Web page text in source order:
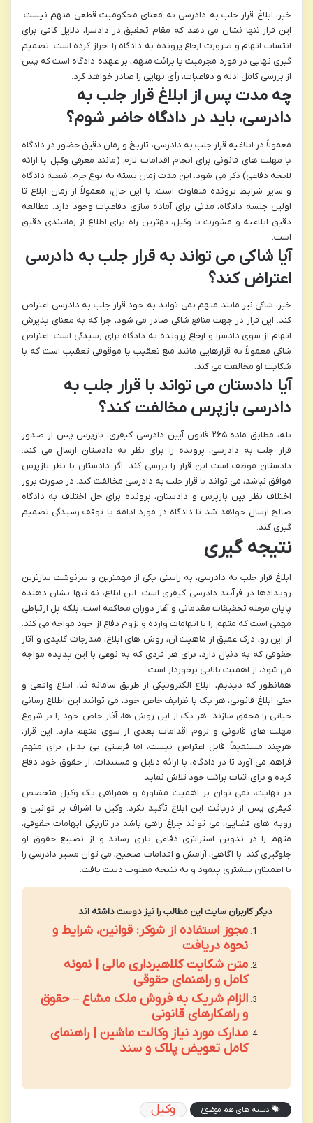
خیر، ابلاغ قرار جلب به دادرسی به معنای محکومیت قطعی متهم نیست.
این قرار تنها نشان می دهد که مقام تحقیق در دادسرا، دلایل کافی برای
انتساب اتهام و ضرورت ارجاع پرونده به دادگاه را احراز کرده است. تصمیم
گیری نهایی در مورد مجرمیت یا برائت متهم، بر عهده دادگاه است که پس
از بررسی کامل ادله و دفاعیات، رأی نهایی را صادر خواهد کرد.
چه مدت پس از ابلاغ قرار جلب به
دادرسی، باید در دادگاه حاضر شوم؟
معمولاً در ابلاغیه قرار جلب به دادرسی، تاریخ و زمان دقیق حضور در دادگاه
یا مهلت های قانونی برای انجام اقدامات لازم (مانند معرفی وکیل یا ارائه
لایحه دفاعی) ذکر می شود. این مدت زمان بسته به نوع جرم، شعبه دادگاه
و سایر شرایط پرونده متفاوت است. با این حال، معمولاً از زمان ابلاغ تا
اولین جلسه دادگاه، مدتی برای آماده سازی دفاعیات وجود دارد. مطالعه
دقیق ابلاغیه و مشورت با وکیل، بهترین راه برای اطلاع از زمانبندی دقیق
است.
آیا شاکی می تواند به قرار جلب به دادرسی
اعتراض کند؟
خیر، شاکی نیز مانند متهم نمی تواند به خود قرار جلب به دادرسی اعتراض
کند. این قرار در جهت منافع شاکی صادر می شود، چرا که به معنای پذیرش
اتهام از سوی دادسرا و ارجاع پرونده به دادگاه برای رسیدگی است. اعتراض
شاکی معمولاً به قرارهایی مانند منع تعقیب یا موقوفی تعقیب است که با
شکایت او مخالفت می کند.
آیا دادستان می تواند با قرار جلب به
دادرسی بازپرس مخالفت کند؟
بله، مطابق ماده ۲۶۵ قانون آیین دادرسی کیفری، بازپرس پس از صدور
قرار جلب به دادرسی، پرونده را برای نظر به دادستان ارسال می کند.
دادستان موظف است این قرار را بررسی کند. اگر دادستان با نظر بازپرس
موافق نباشد، می تواند با قرار جلب به دادرسی مخالفت کند. در صورت بروز
اختلاف نظر بین بازپرس و دادستان، پرونده برای حل اختلاف به دادگاه
صالح ارسال خواهد شد تا دادگاه در مورد ادامه یا توقف رسیدگی تصمیم
گیری کند.
نتیجه گیری
ابلاغ قرار جلب به دادرسی، به راستی یکی از مهمترین و سرنوشت سازترین
رویدادها در فرآیند دادرسی کیفری است. این ابلاغ، نه تنها نشان دهنده
پایان مرحله تحقیقات مقدماتی و آغاز دوران محاکمه است، بلکه پل ارتباطی
مهمی است که متهم را با اتهامات وارده و لزوم دفاع از خود مواجه می کند.
از این رو، درک عمیق از ماهیت آن، روش های ابلاغ، مندرجات کلیدی و آثار
حقوقی که به دنبال دارد، برای هر فردی که به نوعی با این پدیده مواجه
می شود، از اهمیت بالایی برخوردار است.
همانطور که دیدیم، ابلاغ الکترونیکی از طریق سامانه ثنا، ابلاغ واقعی و
حتی ابلاغ قانونی، هر یک با ظرایف خاص خود، می توانند این اطلاع رسانی
حیاتی را محقق سازند. هر یک از این روش ها، آثار خاص خود را بر شروع
مهلت های قانونی و لزوم اقدامات بعدی از سوی متهم دارد. این قرار،
هرچند مستقیماً قابل اعتراض نیست، اما فرصتی بی بدیل برای متهم
فراهم می آورد تا در دادگاه، با ارائه دلایل و مستندات، از حقوق خود دفاع
کرده و برای اثبات برائت خود تلاش نماید.
در نهایت، نمی توان بر اهمیت مشاوره و همراهی یک وکیل متخصص
کیفری پس از دریافت این ابلاغ تأکید نکرد. وکیل با اشراف بر قوانین و
رویه های قضایی، می تواند چراغ راهی باشد در تاریکی ابهامات حقوقی،
متهم را در تدوین استراتژی دفاعی یاری رساند و از تضییع حقوق او
جلوگیری کند. با آگاهی، آرامش و اقدامات صحیح، می توان مسیر دادرسی را
با اطمینان بیشتری پیمود و به نتیجه مطلوب دست یافت.
دیگر کاربران سایت این مطالب را نیز دوست داشته اند
مجوز استفاده از شوکر: قوانین، شرایط و
نحوه دریافت
متن شکایت کلاهبرداری مالی | نمونه
کامل و راهنمای حقوقی
الزام شریک به فروش ملک مشاع – حقوق
و راهکارهای قانونی
مدارک مورد نیاز وکالت ماشین | راهنمای
کامل تعویض پلاک و سند
دسته های هم موضوع وکیل